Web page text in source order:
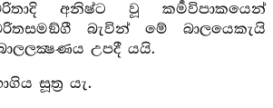
අනිෂ්ට වූ කර්‍මවිපාකයෙන්
බැවින් මේ බාලයෙකැයි
උපදී යයි.
සූත්‍ර යැ.